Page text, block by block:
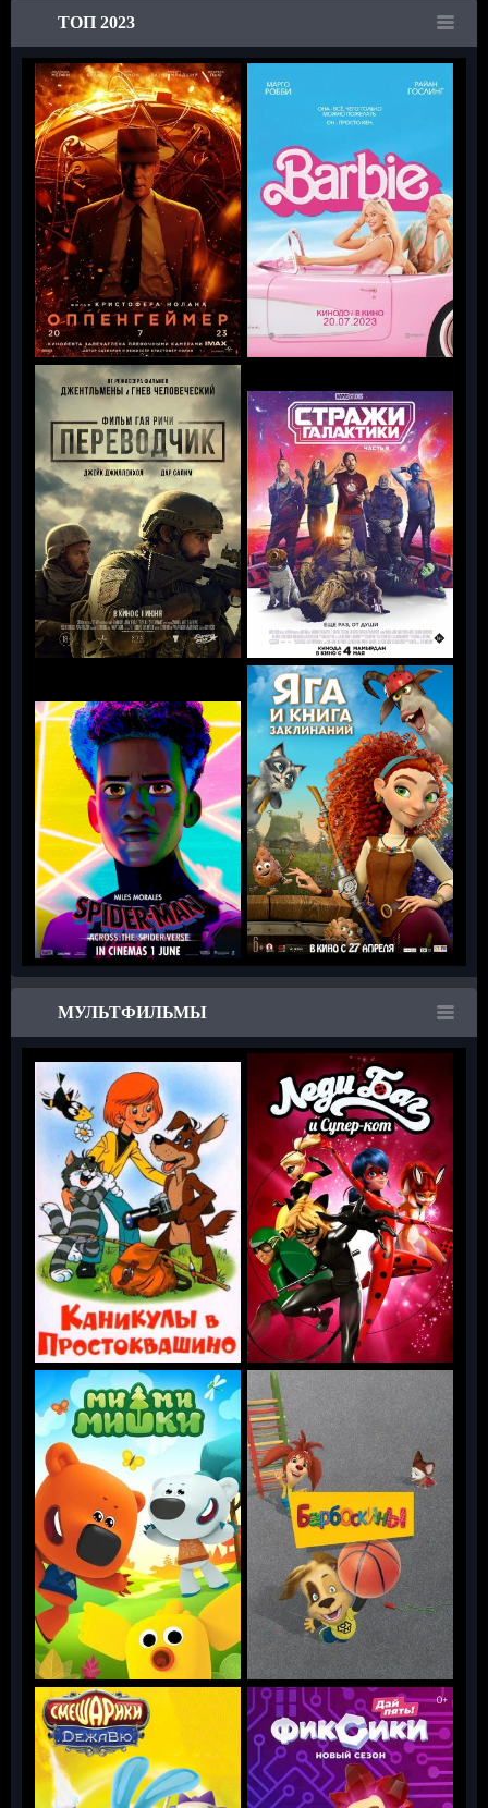
ТОП 2023
МУЛЬТФИЛЬМЫ